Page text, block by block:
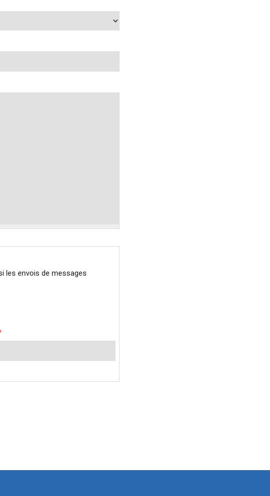
les envois de messages